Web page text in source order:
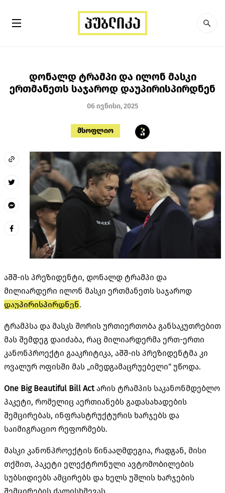
დონალდ ტრამპი და ილონ მასკი
ერთმანეთს საჯაროდ დაუპირისპირდნენ
06 ივნისი, 2025
მსოფლიო
აშშ-ის პრეზიდენტი, დონალდ ტრამპი და
მილიარდერი ილონ მასკი ერთმანეთს საჯაროდ
დაუპირისპირდნენ.
ტრამპსა და მასკს შორის ურთიერთობა განსაკუთრებით
მას შემდეგ დაიძაბა, რაც მილიარდერმა ერთ-ერთი
კანონპროექტი გააკრიტიკა, აშშ-ის პრეზიდენტმა კი
ოვალურ ოფისში მას „იმედგამაცრუებელი“ უწოდა.
One Big Beautiful Bill Actარის ტრამპის საკანონმდებლო
პაკეტი, რომელიც აერთიანებს გადასახადების
შემცირებას, ინფრასტრუქტურის ხარჯებს და
საიმიგრაციო რეფორმებს.
მასკი კანონპროექტის წინააღმდეგია, რადგან, მისი
თქმით, პაკეტი ელექტრონული ავტომობილების
სუბსიდიებს ამცირებს და ხელს უშლის ხარჯების
შემცირების ძალისხმევას.